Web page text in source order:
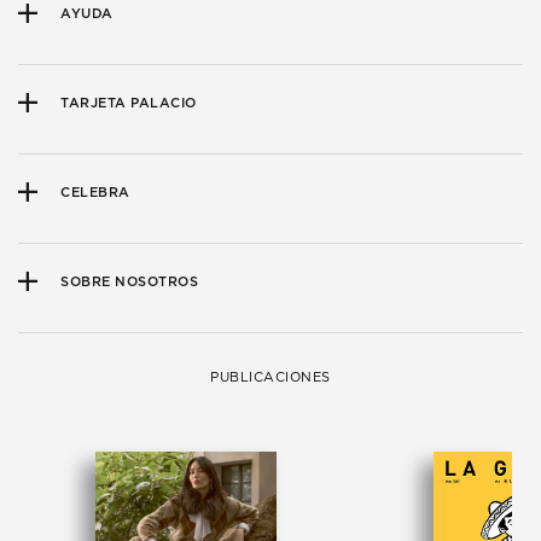
AYUDA
TARJETA PALACIO
CELEBRA
SOBRE NOSOTROS
PUBLICACIONES